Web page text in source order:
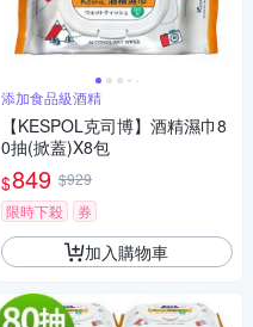
添加食品級酒精
【KESPOL克司博】酒精濕巾8
0抽(掀蓋)X8包
$849 $929
限時下殺
券
加入購物車